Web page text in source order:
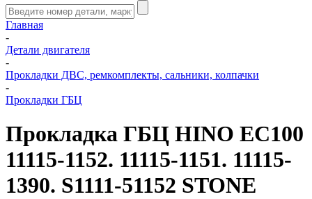
Главная
-
Детали двигателя
-
Прокладки ДВС, ремкомплекты, сальники, колпачки
-
Прокладки ГБЦ
Прокладка ГБЦ HINO EC100
11115-1152. 11115-1151. 11115-
1390. S1111-51152 STONE